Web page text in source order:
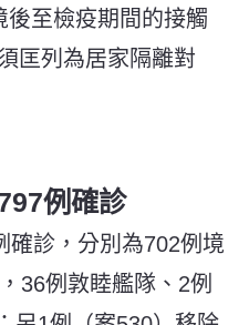
後至檢疫期間的接觸
匡列為居家隔離對
例確診
確診，分別為702例境
36例敦睦艦隊、2例